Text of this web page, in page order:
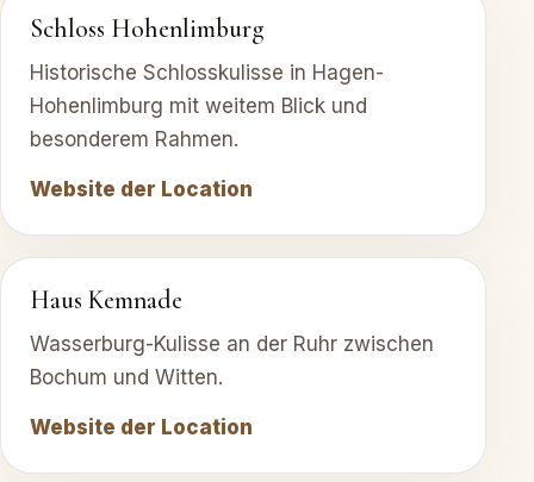
Schloss Hohenlimburg
Historische Schlosskulisse in Hagen-
Hohenlimburg mit weitem Blick und
besonderem Rahmen.
Website der Location
Haus Kemnade
Wasserburg-Kulisse an der Ruhr zwischen
Bochum und Witten.
Website der Location